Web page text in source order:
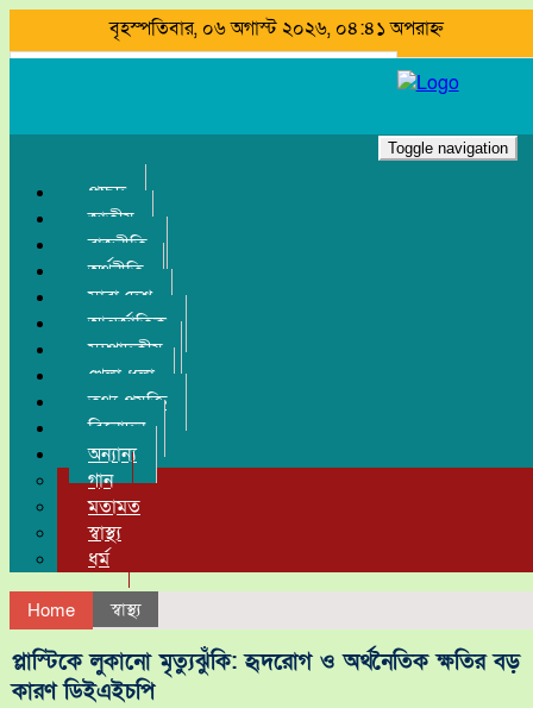
বৃহস্পতিবার, ০৬ অগাস্ট ২০২৬, ০৪:৪১ অপরাহ্ন
Toggle navigation
প্রচ্ছদ
জাতীয়
রাজনীতি
অর্থনীতি
সারা দেশ
আন্তর্জাতিক
সম্পাদকীয়
খেলা-ধুলা
তথ্য-প্রযুক্তি
বিনোদন
অন্যান্য
গান
মতামত
স্বাস্থ্য
ধর্ম
Home স্বাস্থ্য
প্লাস্টিকে লুকানো মৃত্যুঝুঁকি: হৃদরোগ ও অর্থনৈতিক ক্ষতির বড়
কারণ ডিইএইচপি